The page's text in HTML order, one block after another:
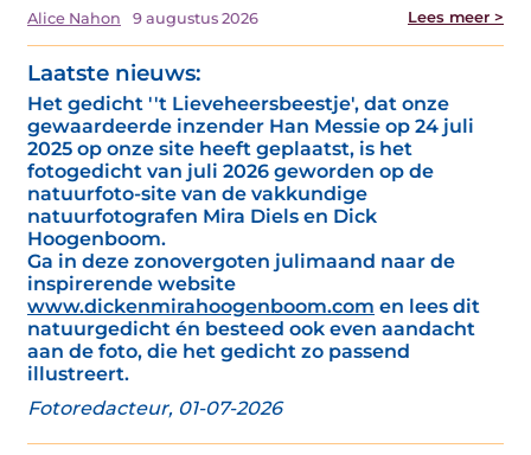
Alice Nahon 9 augustus 2026 Lees meer >
Laatste nieuws:
Het gedicht ''t Lieveheersbeestje', dat onze
gewaardeerde inzender Han Messie op 24 juli
2025 op onze site heeft geplaatst, is het
fotogedicht van juli 2026 geworden op de
natuurfoto-site van de vakkundige
natuurfotografen Mira Diels en Dick
Hoogenboom.
Ga in deze zonovergoten julimaand naar de
inspirerende website
www.dickenmirahoogenboom.com en lees dit
natuurgedicht én besteed ook even aandacht
aan de foto, die het gedicht zo passend
illustreert.
Fotoredacteur, 01-07-2026